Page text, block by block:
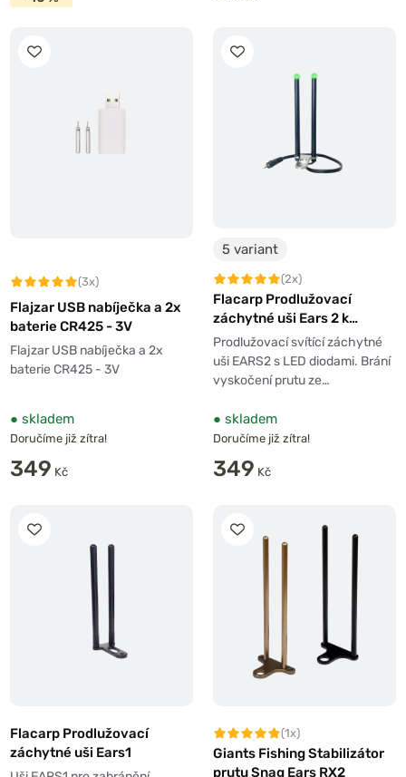
(3x)
Flajzar USB nabíječka a 2x
baterie CR425 - 3V
Flajzar USB nabíječka a 2x
baterie CR425 - 3V
● skladem
Doručíme již zítra!
349 Kč
5 variant
(2x)
Flacarp Prodlužovací
záchytné uši Ears 2 k
signalizátorům záběru
Prodlužovací svítící záchytné
uši EARS2 s LED diodami. Brání
vyskočení prutu ze…
● skladem
Doručíme již zítra!
349 Kč
Flacarp Prodlužovací
záchytné uši Ears1
(1x)
Giants Fishing Stabilizátor
prutu Snag Ears RX2